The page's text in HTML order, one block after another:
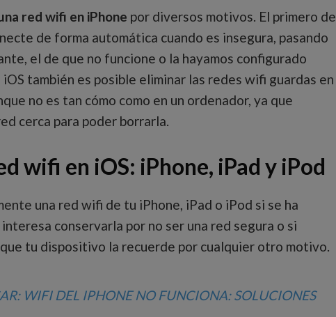
red wifi en iPhone por diversos motivos. El primero de
de forma automática cuando es insegura, pasando
el de que no funcione o la hayamos configurado
también es posible eliminar las redes wifi guardas en
no es tan cómo como en un ordenador, ya que
cerca para poder borrarla.
wifi en iOS: iPhone, iPad y iPod
una red wifi de tu iPhone, iPad o iPod si se ha
conservarla por no ser una red segura o si
tu dispositivo la recuerde por cualquier otro motivo.
WIFI DEL IPHONE NO FUNCIONA: SOLUCIONES